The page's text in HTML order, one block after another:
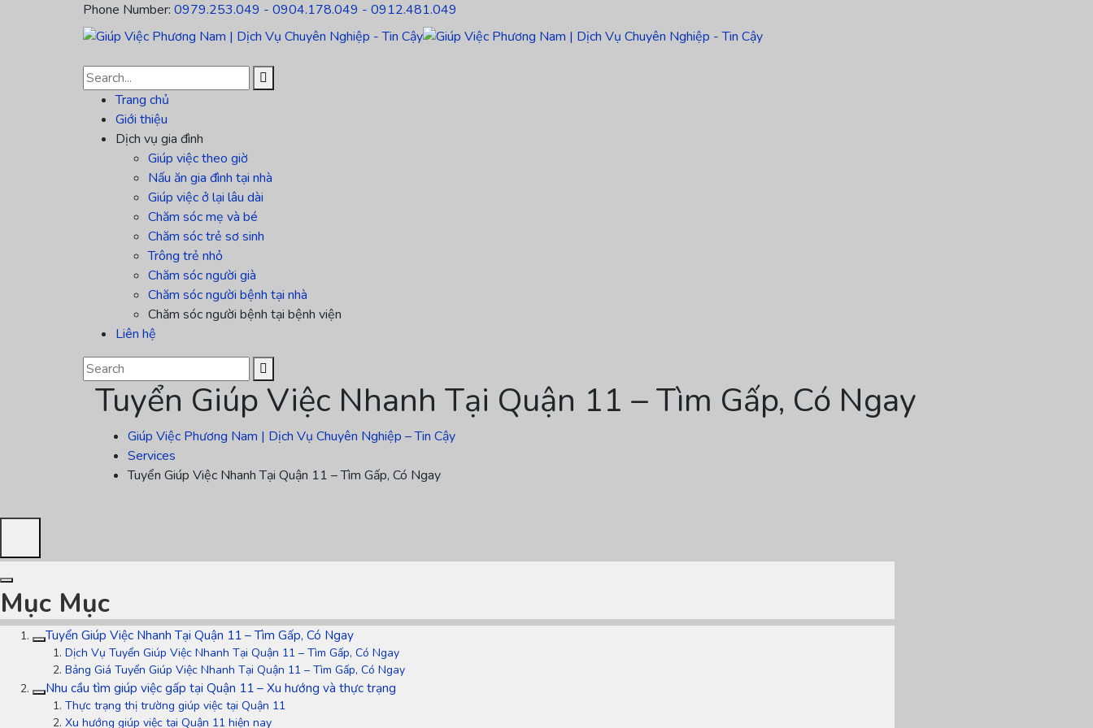
Phone Number: 0979.253.049 - 0904.178.049 - 0912.481.049
Trang chủ
Giới thiệu
Dịch vụ gia đình
Giúp việc theo giờ
Nấu ăn gia đình tại nhà
Giúp việc ở lại lâu dài
Chăm sóc mẹ và bé
Chăm sóc trẻ sơ sinh
Trông trẻ nhỏ
Chăm sóc người già
Chăm sóc người bệnh tại nhà
Chăm sóc người bệnh tại bệnh viện
Liên hệ
Tuyển Giúp Việc Nhanh Tại Quận 11 – Tìm Gấp, Có Ngay
Giúp Việc Phương Nam | Dịch Vụ Chuyên Nghiệp – Tin Cậy
Services
Tuyển Giúp Việc Nhanh Tại Quận 11 – Tìm Gấp, Có Ngay
Mục Mục
Tuyển Giúp Việc Nhanh Tại Quận 11 – Tìm Gấp, Có Ngay
Dịch Vụ Tuyển Giúp Việc Nhanh Tại Quận 11 – Tìm Gấp, Có Ngay
Bảng Giá Tuyển Giúp Việc Nhanh Tại Quận 11 – Tìm Gấp, Có Ngay
Nhu cầu tìm giúp việc gấp tại Quận 11 – Xu hướng và thực trạng
Thực trạng thị trường giúp việc tại Quận 11
Xu hướng giúp việc tại Quận 11 hiện nay